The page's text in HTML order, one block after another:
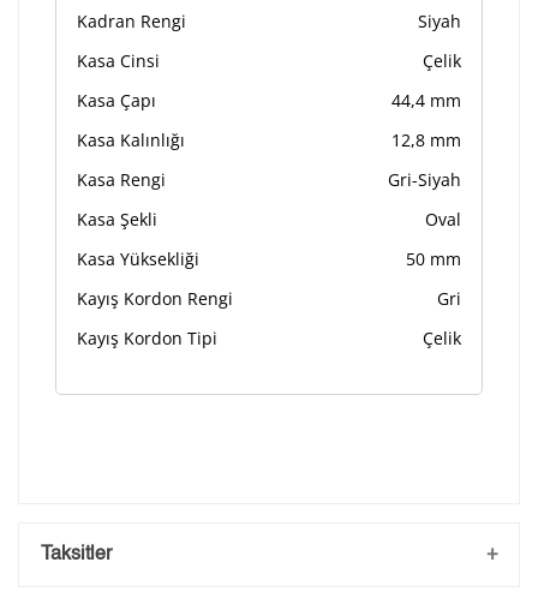
Kadran Rengi
Siyah
Kasa Cinsi
Çelik
Kasa Çapı
44,4 mm
Kasa Kalınlığı
12,8 mm
Kasa Rengi
Gri-Siyah
Kasa Şekli
Oval
Kasa Yüksekliği
50 mm
Kayış Kordon Rengi
Gri
Kayış Kordon Tipi
Çelik
Taksitler